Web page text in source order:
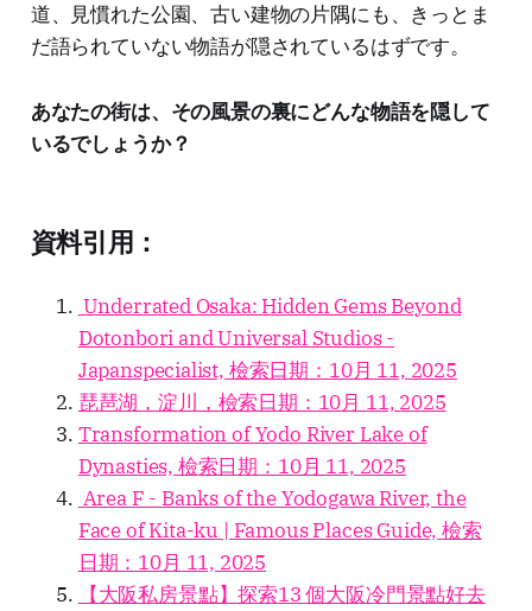
道、見慣れた公園、古い建物の片隅にも、きっとま
だ語られていない物語が隠されているはずです。
あなたの街は、その風景の裏にどんな物語を隠して
いるでしょうか？
資料引用：
Underrated Osaka: Hidden Gems Beyond
Dotonbori and Universal Studios -
Japanspecialist, 檢索日期：10月 11, 2025
琵琶湖，淀川，檢索日期：10月 11, 2025
Transformation of Yodo River Lake of
Dynasties, 檢索日期：10月 11, 2025
Area F - Banks of the Yodogawa River, the
Face of Kita-ku | Famous Places Guide, 檢索
日期：10月 11, 2025
【大阪私房景點】探索13 個大阪冷門景點好去